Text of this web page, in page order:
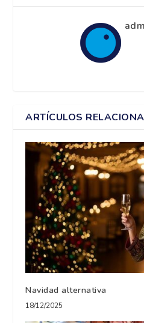
ARTÍCULOS
Navidad alternativa
18/12/2025